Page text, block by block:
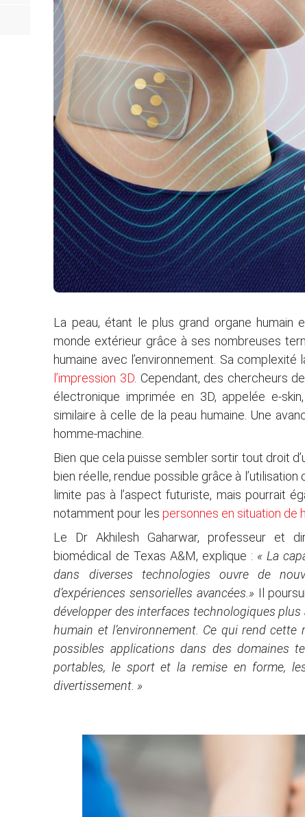
La peau, étant le plus grand organe humain
monde extérieur grâce à ses nombreuses
humaine avec l’environnement. Sa
l’impression 3D. Cependant, des chercheurs
électronique imprimée en 3D, appelée e-
similaire à celle de la peau humaine. Une
homme-machine.
Bien que cela puisse sembler sortir tout droit
bien réelle, rendue possible grâce à
limite pas à l’aspect futuriste, mais pourrait
notamment pour lespersonnes en situation de
Le Dr Akhilesh Gaharwar, professeur et
biomédical de Texas A&M, explique : « La
dans diverses technologies ouvre de
d’expériences sensorielles avancées.» Il
développer des interfaces technologiques
humain et l’environnement. Ce qui rend
possibles applications dans des domaines
portables, le sport et la remise en forme,
divertissement. »